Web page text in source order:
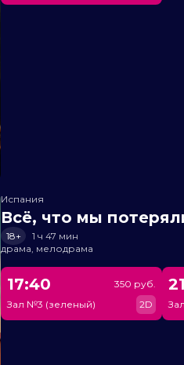
Испания
Всё, что мы
18+
1 ч 47 мин
драма, мелодрама
17:40
Зал №3 (зеленый)
350 руб.
2D